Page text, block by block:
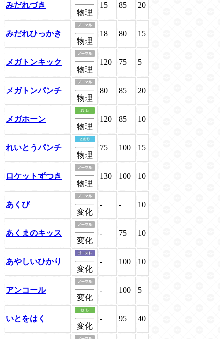
みだれづき
物理
15 85 20
みだれひっかき
物理
18 80 15
メガトンキック
物理
120 75 5
メガトンパンチ
物理
80 85 20
メガホーン
物理
120 85 10
れいとうパンチ
物理
75 100 15
ロケットずつき
物理
130 100 10
あくび
変化
- - 10
あくまのキッス
変化
- 75 10
あやしいひかり
変化
- 100 10
アンコール
変化
- 100 5
いとをはく
変化
- 95 40